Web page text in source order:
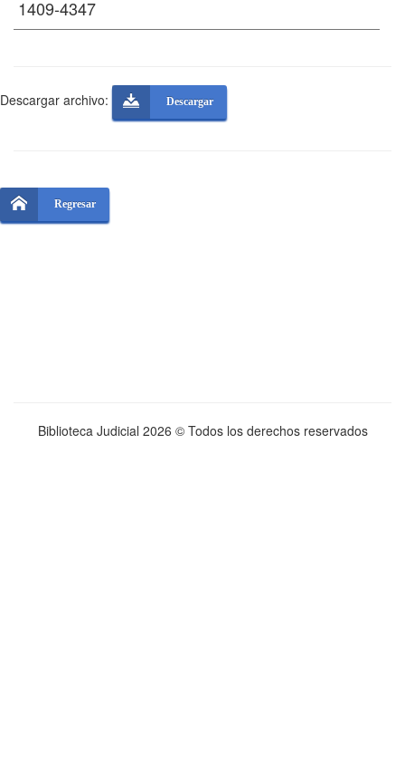
Descargar archivo: Descargar
Regresar
Biblioteca Judicial 2026 © Todos los derechos reservados